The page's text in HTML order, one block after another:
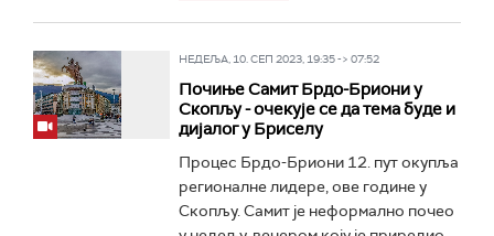
НЕДЕЉА, 10. СЕП 2023, 19:35 -> 07:52
Почиње Самит Брдо-Бриони у
Скопљу - очекује се да тема буде и
дијалог у Бриселу
Процес Брдо-Бриони 12. пут окупља
регионалне лидере, ове године у
Скопљу. Самит је неформално почео